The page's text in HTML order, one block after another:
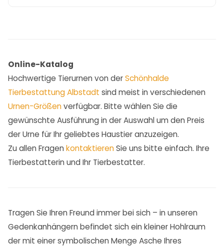
Online-Katalog
Hochwertige Tierurnen von derSchönhalde
Tierbestattung Albstadt sind meist in verschiedenen
Urnen-Größenverfügbar. Bitte wählen Sie die
gewünschte Ausführung in der Auswahl um den Preis
der Urne für Ihr geliebtes Haustier anzuzeigen.
Zu allen Fragen kontaktierenSie uns bitte einfach. Ihre
Tierbestatterin und Ihr Tierbestatter.
Tragen Sie Ihren Freund immer bei sich – in unseren
Gedenkanhängern befindet sich ein kleiner Hohlraum
der mit einer symbolischen Menge Asche Ihres